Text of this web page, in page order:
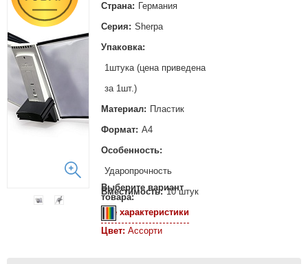
Страна: Германия
Серия: Sherpa
Упаковка:
1штука (цена приведена
за 1шт.)
Материал: Пластик
Формат: А4
Особенность:
Ударопрочность
Вместимость: 10 штук
Все характеристики
Выберите вариант
товара:
Цвет: Ассорти